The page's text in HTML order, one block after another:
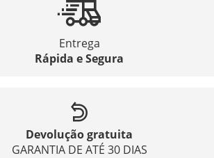
Entrega
Rápida e Segura
Devolução gratuita
GARANTIA DE ATÉ 30 DIAS